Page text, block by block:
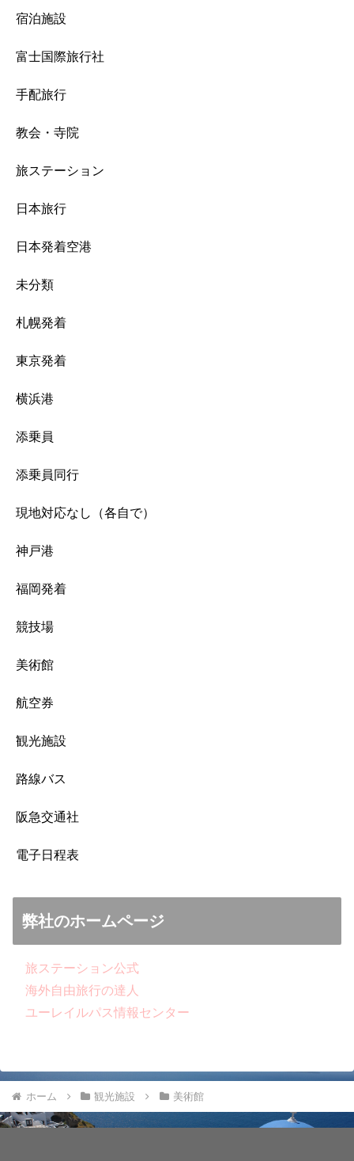
宿泊施設
富士国際旅行社
手配旅行
教会・寺院
旅ステーション
日本旅行
日本発着空港
未分類
札幌発着
東京発着
横浜港
添乗員
添乗員同行
現地対応なし（各自で）
神戸港
福岡発着
競技場
美術館
航空券
観光施設
路線バス
阪急交通社
電子日程表
弊社のホームページ
旅ステーション公式
海外自由旅行の達人
ユーレイルパス情報センター
ホーム 観光施設 美術館